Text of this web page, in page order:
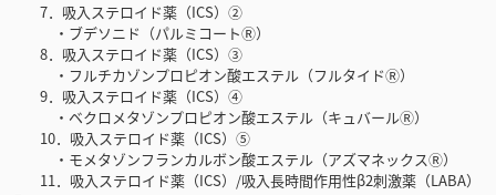
7．吸入ステロイド薬（ICS）②
・ブデソニド（パルミコートⓇ）
8．吸入ステロイド薬（ICS）③
・フルチカゾンプロピオン酸エステル（フルタイドⓇ）
9．吸入ステロイド薬（ICS）④
・ベクロメタゾンプロピオン酸エステル（キュバールⓇ）
10．吸入ステロイド薬（ICS）⑤
・モメタゾンフランカルボン酸エステル（アズマネックスⓇ）
11．吸入ステロイド薬（ICS）/吸入長時間作用性β2刺激薬（LABA）